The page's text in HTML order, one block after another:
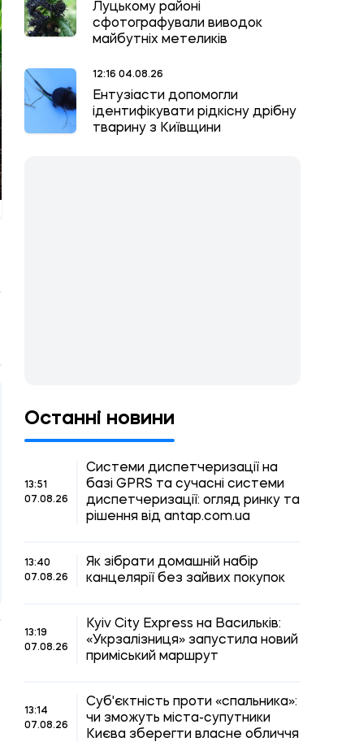
Луцькому районі
сфотографували виводок
майбутніх метеликів
12:16 04.08.26
Ентузіасти допомогли
ідентифікувати рідкісну дрібну
тварину з Київщини
Останні новини
13:51
07.08.26
Системи диспетчеризації на
базі GPRS та сучасні системи
диспетчеризації: огляд ринку та
рішення від antap.com.ua
13:40
07.08.26
Як зібрати домашній набір
канцелярії без зайвих покупок
13:19
07.08.26
Kyiv City Express на Васильків:
«Укрзалізниця» запустила новий
приміський маршрут
13:14
07.08.26
Суб'єктність проти «спальника»:
чи зможуть міста-супутники
Києва зберегти власне обличчя